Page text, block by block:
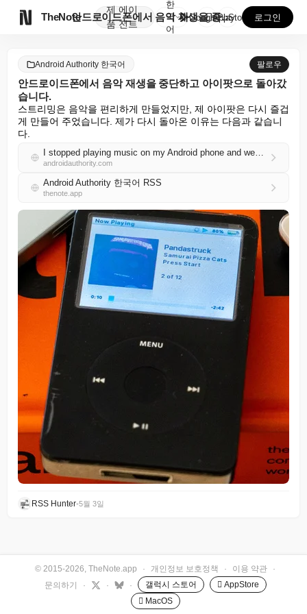
TheNote
제
품
에이
전트
안드로이드폰에서 음악 재생을 중단하고 아이팟으로 돌아갔...
한
국
어
GooglePlay
AppStore 로그인
Android Authority 한국어 팔로우
안드로이드폰에서 음악 재생을 중단하고 아이팟으로 돌아갔
습니다.
스트리밍은 음악을 편리하게 만들었지만, 제 아이팟은 다시 즐겁
게 만들어 주었습니다. 제가 다시 돌아온 이유는 다음과 같습니
다.
I stopped playing music on my Android phone and went back to my iPod
androidauthority.com
Android Authority 한국어 RSS
thenote.app
RSS Hunter•5월 3일
© 2015-2026, TheNote.app · 개인정보 보호정책 · 이용 약관
·
문의하기
· · · 갤럭시 스토어
 AppStore
 MacOS